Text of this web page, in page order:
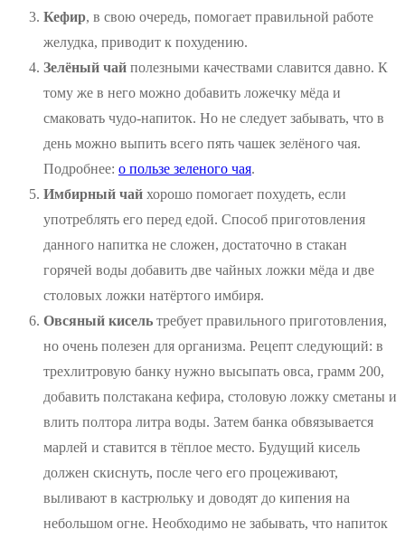
Кефир, в свою очередь, помогает правильной работе
желудка, приводит к похудению.
Зелёный чай полезными качествами славится давно. К
тому же в него можно добавить ложечку мёда и
смаковать чудо-напиток. Но не следует забывать, что в
день можно выпить всего пять чашек зелёного чая.
Подробнее: о пользе зеленого чая.
Имбирный чай хорошо помогает похудеть, если
употреблять его перед едой. Способ приготовления
данного напитка не сложен, достаточно в стакан
горячей воды добавить две чайных ложки мёда и две
столовых ложки натёртого имбиря.
Овсяный кисель требует правильного приготовления,
но очень полезен для организма. Рецепт следующий: в
трехлитровую банку нужно высыпать овса, грамм 200,
добавить полстакана кефира, столовую ложку сметаны и
влить полтора литра воды. Затем банка обвязывается
марлей и ставится в тёплое место. Будущий кисель
должен скиснуть, после чего его процеживают,
выливают в кастрюльку и доводят до кипения на
небольшом огне. Необходимо не забывать, что напиток